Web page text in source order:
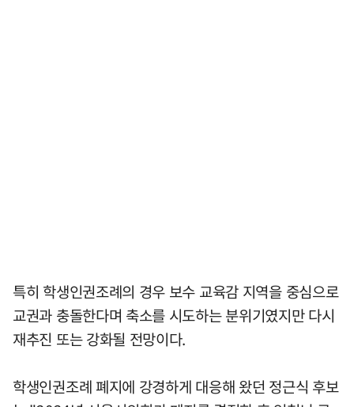
특히 학생인권조례의 경우 보수 교육감 지역을 중심으로
교권과 충돌한다며 축소를 시도하는 분위기였지만 다시
재추진 또는 강화될 전망이다.
학생인권조례 폐지에 강경하게 대응해 왔던 정근식 후보